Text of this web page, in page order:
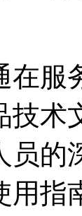
在服
技术
员的
用指